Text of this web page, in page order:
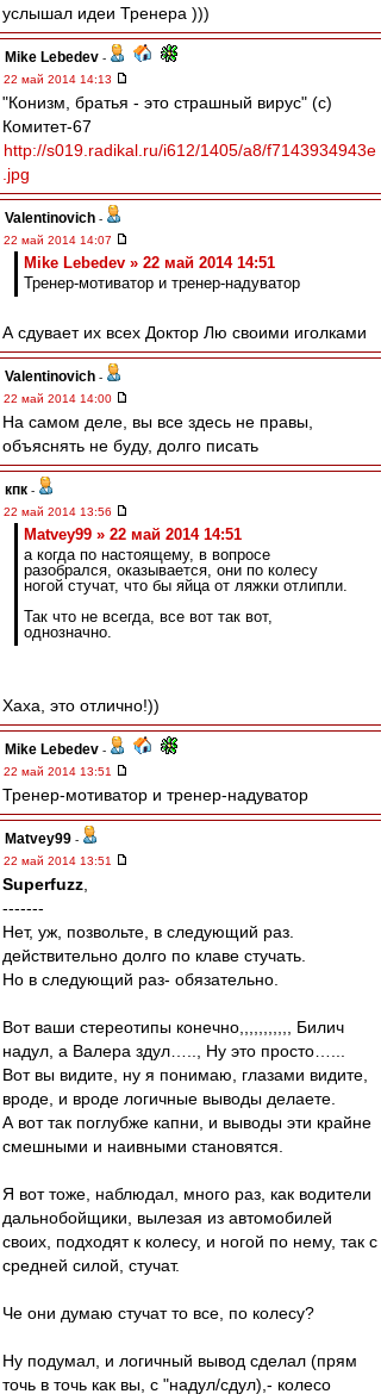
услышал идеи Тренера )))
Mike Lebedev -
22 май 2014 14:13
"Конизм, братья - это страшный вирус" (с)
Комитет-67
http://s019.radikal.ru/i612/1405/a8/f7143934943e
.jpg
Valentinovich -
22 май 2014 14:07
Mike Lebedev » 22 май 2014 14:51
Тренер-мотиватор и тренер-надуватор
А сдувает их всех Доктор Лю своими иголками
Valentinovich -
22 май 2014 14:00
На самом деле, вы все здесь не правы,
объяснять не буду, долго писать
кпк -
22 май 2014 13:56
Matvey99 » 22 май 2014 14:51
а когда по настоящему, в вопросе
разобрался, оказывается, они по колесу
ногой стучат, что бы яйца от ляжки отлипли.
Так что не всегда, все вот так вот,
однозначно.
Хаха, это отлично!))
Mike Lebedev -
22 май 2014 13:51
Тренер-мотиватор и тренер-надуватор
Matvey99 -
22 май 2014 13:51
Superfuzz
-------
Нет, уж, позвольте, в следующий раз.
действительно долго по клаве стучать.
Но в следующий раз- обязательно.
Вот ваши стереотипы конечно,,,,,,,,,,, Билич
надул, а Валера здул….., Ну это просто…...
Вот вы видите, ну я понимаю, глазами видите,
вроде, и вроде логичные выводы делаете.
А вот так поглубже капни, и выводы эти крайне
смешными и наивными становятся.
Я вот тоже, наблюдал, много раз, как водители
дальнобойщики, вылезая из автомобилей
своих, подходят к колесу, и ногой по нему, так с
средней силой, стучат.
Че они думаю стучат то все, по колесу?
Ну подумал, и логичный вывод сделал (прям
точь в точь как вы, с "надул/сдул),- колесо